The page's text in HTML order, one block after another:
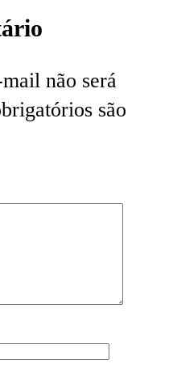
não será
são